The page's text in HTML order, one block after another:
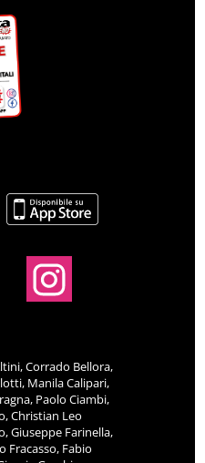
Corrado Bellora,
Manila Calipari,
Paolo Ciambi,
Christian Leo
Giuseppe Farinella,
Fracasso, Fabio